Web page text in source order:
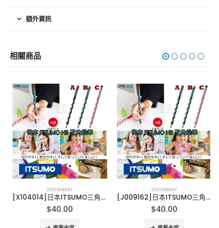
額外資訊
相關商品
STATIONERY
[X104014]日本ITSUMO三角鉛筆-30支
$40.00
STATIONERY
[J009162]日本ITSUMO三角鉛筆-30支
$40.00